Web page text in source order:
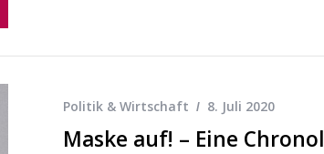
Politik & Wirtschaft 8. Juli 2020
Maske auf! – Eine